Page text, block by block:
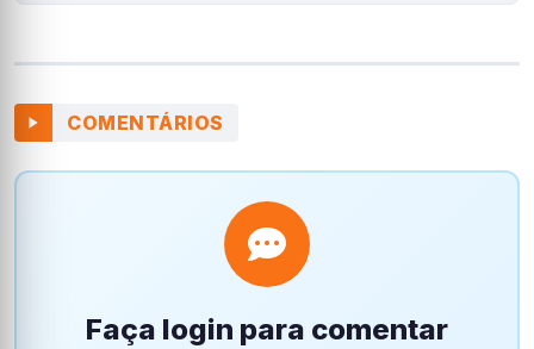
COMENTÁRIOS
Faça login para comentar